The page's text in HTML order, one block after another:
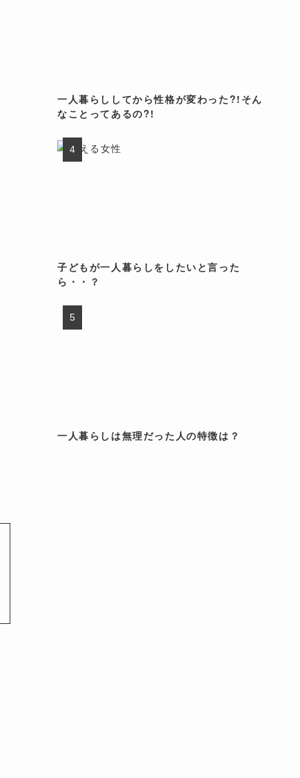
一人暮らししてから性格が変わった?!そん
なことってあるの?!
子どもが一人暮らしをしたいと言った
ら・・？
一人暮らしは無理だった人の特徴は？